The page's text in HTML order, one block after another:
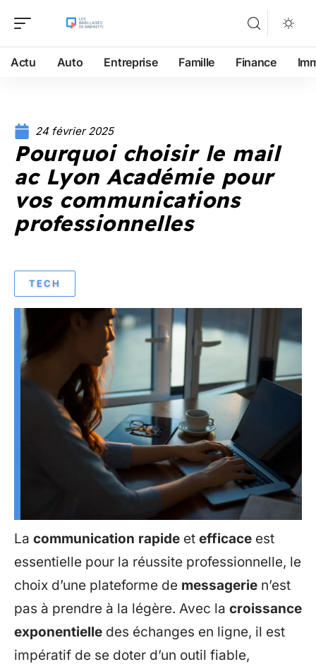
Actu Auto Entreprise Famille Finance
24 février 2025
Pourquoi choisir le mail
ac Lyon Académie pour
vos communications
professionnelles
TECH
La communication rapide et efficace est
essentielle pour la réussite professionnelle, le
choix d’une plateforme de messagerie n’est
pas à prendre à la légère. Avec la croissance
exponentielle des échanges en ligne, il est
impératif de se doter d’un outil fiable,